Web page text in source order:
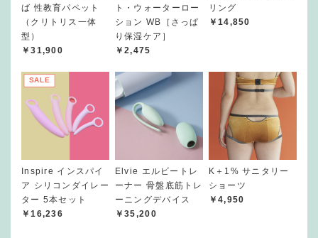
ば 性教育パペット
（クリトリス一体
型）
￥31,900
ト・ウォーターロー
ション WB［さっぱ
り保湿ケア］
￥2,475
リング
￥14,850
SALE
Inspire インスパイ
ア シリコンダイレー
ター 5本セット
￥16,236
Elvie エルビートレ
ーナー 骨盤底筋トレ
ーニングデバイス
￥35,200
K＋1% サニタリー
ショーツ
￥4,950